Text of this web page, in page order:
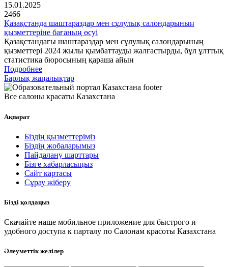
15.01.2025
2466
Қазақстанда шаштараздар мен сұлулық салондарының
қызметтеріне бағаның өсуі
Қазақстандағы шаштараздар мен сұлулық салондарының
қызметтері 2024 жылы қымбаттауды жалғастырды, бұл ұлттық
статистика бюросының қараша айын
Подробнее
Барлық жаңалықтар
Все салоны красаты Казахстана
Ақпарат
Біздің қызметтеріміз
Біздің жобаларымыз
Пайдалану шарттары
Бізге хабарласыңыз
Сайт картасы
Сұрау жіберу
Бізді қолдаңыз
Скачайте наше мобильное приложение для быстрого и
удобного доступа к парталу по Салонам красоты Казахстана
Әлеуметтік желілер